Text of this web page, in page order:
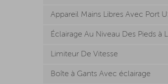
Appareil Mains Libres Avec Port
Éclairage Au Niveau Des Pieds à
Limiteur De Vitesse
Boîte à Gants Avec éclairage